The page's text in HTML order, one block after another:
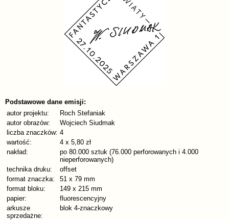
Podstawowe dane emisji:
autor projektu:
Roch Stefaniak
autor obrazów:
Wojciech Siudmak
liczba znaczków: 4
wartość:
4 x 5,80 zł
nakład:
po 80.000 sztuk (76.000 perforowanych i 4.000
nieperforowanych)
technika druku:
offset
format znaczka:
51 x 79 mm
format bloku:
149 x 215 mm
papier:
fluorescencyjny
arkusze
sprzedażne:
blok 4-znaczkowy